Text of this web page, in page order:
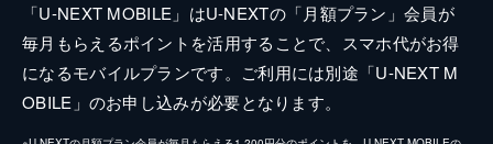
「U-NEXT MOBILE」はU-NEXTの「月額プラン」会員が
毎月もらえるポイントを活用することで、スマホ代がお得
になるモバイルプランです。ご利用には別途「U-NEXT M
OBILE」のお申し込みが必要となります。